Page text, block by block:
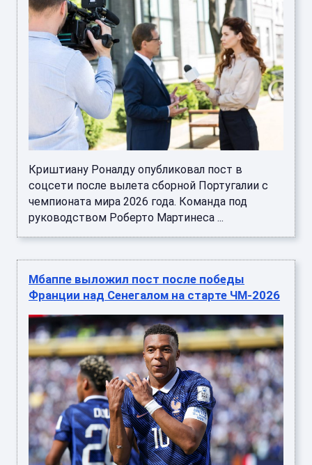
Криштиану Роналду опубликовал пост в
соцсети после вылета сборной Португалии с
чемпионата мира 2026 года. Команда под
руководством Роберто Мартинеса ...
Мбаппе выложил пост после победы
Франции над Сенегалом на старте ЧМ-2026